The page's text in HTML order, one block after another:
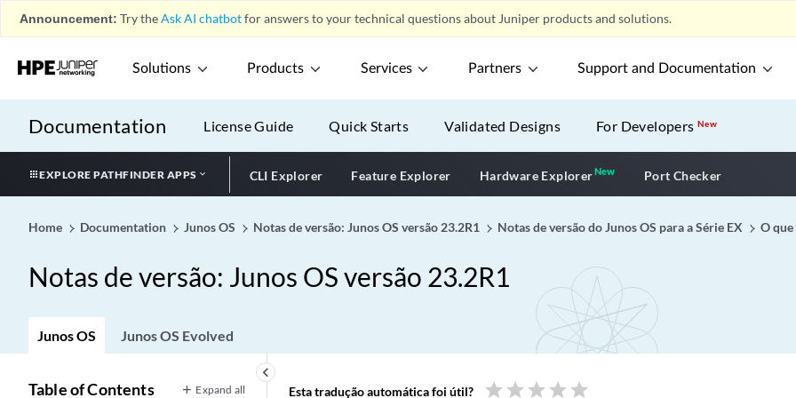
Announcement: Try theAsk AI chatbotfor answers to your technical questions about Juniper products and solutions.
Solutions Products Services Partners Support and Documentation
Documentation License Guide Quick Starts Validated Designs For DevelopersNew
EXPLORE PATHFINDER APPS CLI Explorer Feature Explorer Hardware ExplorerNewNew application
Port Checker
Home Documentation Junos OS Notas de versão: Junos OS versão 23.2R1 Notas de versão do Junos OS para a Série EX O que
Notas de versão: Junos OS versão 23.2R1
Junos OS Junos OS Evolved
keyboard_arrow_left
Table of Contents Expand all Esta tradução automática foi útil? star star star star star